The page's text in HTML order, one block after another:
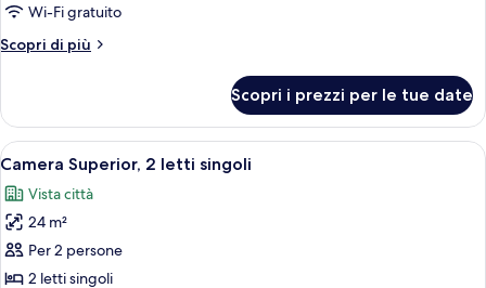
Standard,
letto
Wi-Fi gratuito
Scopri di più
Altri
Standard,
letto
Scopri i prezzi per le tue date
Apri
tutte
le
foto
per
Camera
Camera d'albergo con due letti, un
11
Camera Superior, 2 letti singoli
Vista città
24 m²
Per 2 persone
2 letti singoli